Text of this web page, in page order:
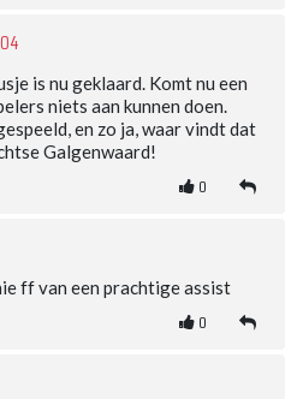
is nu geklaard. Komt nu een
niets aan kunnen doen.
en zo ja, waar vindt dat
Galgenwaard!
0
ff van een prachtige assist
0